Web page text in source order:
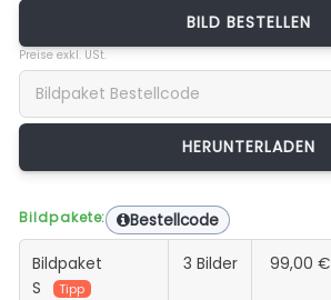
BILD BESTELLEN
Preise exkl. USt.
Bildpakete: Bestellcode
Bildpaket
S
Tipp
3 Bilder 99,00 €